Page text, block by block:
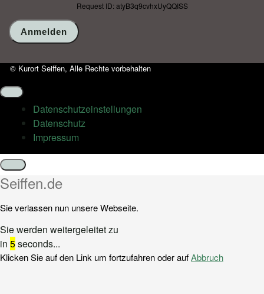
Request ID: atyB3q9cvhxUyQQISS
© Kurort Seiffen, Alle Rechte vorbehalten
Datenschutz­einstellungen
Datenschutz
Impressum
Schließen
Seiffen.de
Sie verlassen nun unsere Webseite.
Sie werden weitergeleitet zu
in 5seconds...
Klicken Sie auf den Link um fortzufahren oder aufAbbruch